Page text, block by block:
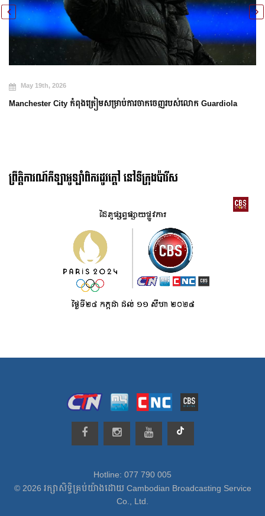
May 19th, 2026
Manchester City កំពុងត្រៀមសម្រាប់ការចាកចេញរបស់លោក Guardiola
ព្រឹត្តិការណ៍កីឡាអូឡាំពិករដូវក្ដៅ នៅទីក្រុងប៉ារីស
Hotline: 077 790 005
© 2026 រក្សាសិទ្ធិគ្រប់យ៉ាងដោយ Cambodian Broadcasting Service
Co., Ltd.